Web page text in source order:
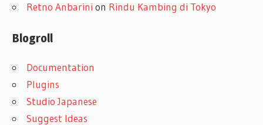
Retno Anbarini on Rindu Kambing di Tokyo
Blogroll
Documentation
Plugins
Studio Japanese
Suggest Ideas